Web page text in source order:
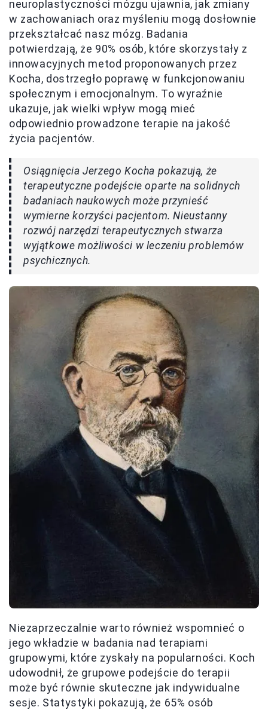
neuroplastyczności mózgu ujawnia, jak zmiany
w zachowaniach oraz myśleniu mogą dosłownie
przekształcać nasz mózg. Badania
potwierdzają, że 90% osób, które skorzystały z
innowacyjnych metod proponowanych przez
Kocha, dostrzegło poprawę w funkcjonowaniu
społecznym i emocjonalnym. To wyraźnie
ukazuje, jak wielki wpływ mogą mieć
odpowiednio prowadzone terapie na jakość
życia pacjentów.
Osiągnięcia Jerzego Kocha pokazują, że
terapeutyczne podejście oparte na solidnych
badaniach naukowych może przynieść
wymierne korzyści pacjentom. Nieustanny
rozwój narzędzi terapeutycznych stwarza
wyjątkowe możliwości w leczeniu problemów
psychicznych.
Niezaprzeczalnie warto również wspomnieć o
jego wkładzie w badania nad terapiami
grupowymi, które zyskały na popularności. Koch
udowodnił, że grupowe podejście do terapii
może być równie skuteczne jak indywidualne
sesje. Statystyki pokazują, że 65% osób